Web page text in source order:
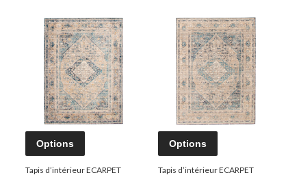
Options
Tapis d’intérieur ECARPET
Options
Tapis d’intérieur ECARPET